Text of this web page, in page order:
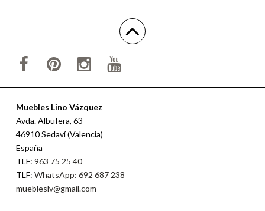
Muebles Lino Vázquez
Avda. Albufera, 63
46910 Sedaví (Valencia)
España
TLF: 963 75 25 40
TLF: WhatsApp: 692 687 238
muebleslv@gmail.com